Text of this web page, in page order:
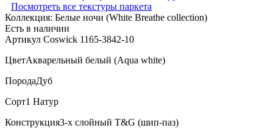
Посмотреть все текстуры паркета
Коллекция: Белые ночи (White Breathe collection)
Есть в наличии
Артикул Coswick 1165-3842-10
ЦветАкварельный белый (Aqua white)
ПородаДуб
Сорт1 Натур
Конструкция3-х слойный T&G (шип-паз)